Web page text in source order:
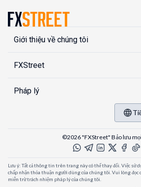
Giới thiệu về chúng tôi
FXStreet
Pháp lý
©2026 "FXStreet" Bảo lưu
Lưu ý: Tất cả thông tin trên trang này có thể thay đổi. Việc sử
chấp nhận thỏa thuận người dùng của chúng tôi. Vui lòng đọc
miễn trừ trách nhiệm pháp lý của chúng tôi.